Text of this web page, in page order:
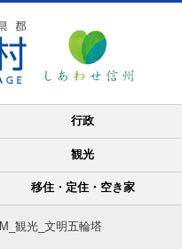
行政
観光
移住・定住・空き家
M_観光_文明五輪塔